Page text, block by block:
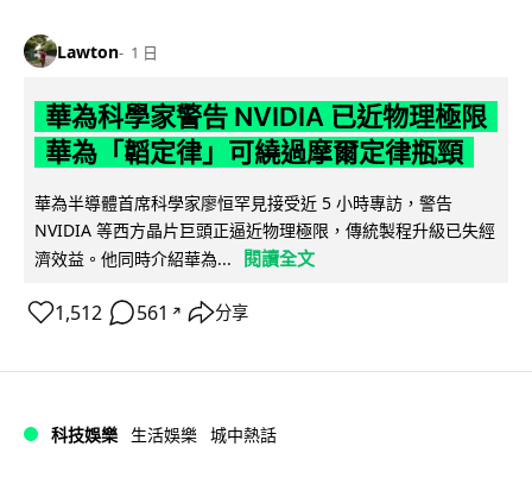
Lawton 1 日
華為科學家警告 NVIDIA 已近物理極限
華為「韜定律」可繞過摩爾定律瓶頸
華為半導體首席科學家廖恒罕見接受近 5 小時專訪，警告
NVIDIA 等西方晶片巨頭正逼近物理極限，傳統製程升級已失經
濟效益。他同時介紹華為...
閱讀全文
1,512 561 ↗ 分享
科技娛樂 生活娛樂 城中熱話